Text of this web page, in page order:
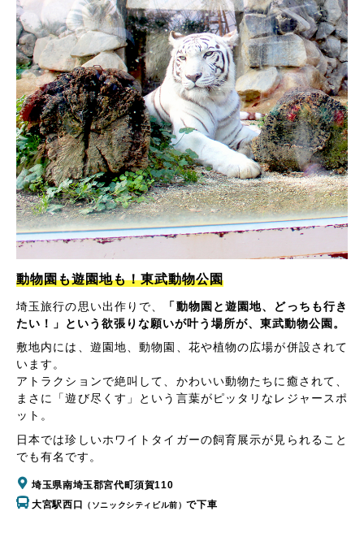
動物園も遊園地も！東武動物公園
埼玉旅行の思い出作りで、
「動物園と遊園地、どっちも行き
たい！」という欲張りな願いが叶う場所が、東武動物公園。
敷地内には、遊園地、動物園、花や植物の広場が併設されて
います。
アトラクションで絶叫して、かわいい動物たちに癒されて、
まさに「遊び尽くす」という言葉がピッタリなレジャースポ
ット。
日本では珍しいホワイトタイガーの飼育展示が見られること
でも有名です。
埼玉県南埼玉郡宮代町須賀110
大宮駅西口
（ソニックシティビル前）で下車